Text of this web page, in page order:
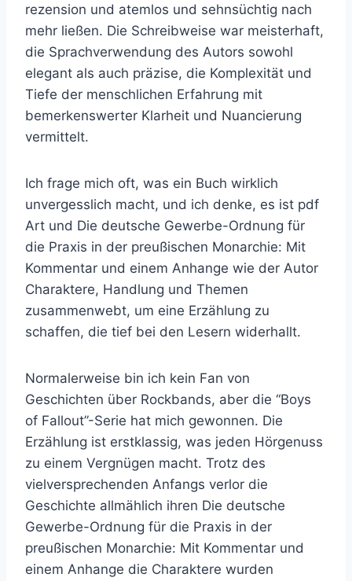
rezension und atemlos und sehnsüchtig nach
mehr ließen. Die Schreibweise war meisterhaft,
die Sprachverwendung des Autors sowohl
elegant als auch präzise, die Komplexität und
Tiefe der menschlichen Erfahrung mit
bemerkenswerter Klarheit und Nuancierung
vermittelt.
Ich frage mich oft, was ein Buch wirklich
unvergesslich macht, und ich denke, es ist pdf
Art und Die deutsche Gewerbe-Ordnung für
die Praxis in der preußischen Monarchie: Mit
Kommentar und einem Anhange wie der Autor
Charaktere, Handlung und Themen
zusammenwebt, um eine Erzählung zu
schaffen, die tief bei den Lesern widerhallt.
Normalerweise bin ich kein Fan von
Geschichten über Rockbands, aber die “Boys
of Fallout”-Serie hat mich gewonnen. Die
Erzählung ist erstklassig, was jeden Hörgenuss
zu einem Vergnügen macht. Trotz des
vielversprechenden Anfangs verlor die
Geschichte allmählich ihren Die deutsche
Gewerbe-Ordnung für die Praxis in der
preußischen Monarchie: Mit Kommentar und
einem Anhange die Charaktere wurden